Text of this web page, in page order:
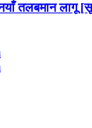
तलबमान लागू